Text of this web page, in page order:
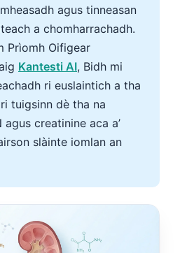
agus tinneasan
a chomharrachadh.
Prìomh Oifigear
Kantesti AI, Bidh mi
ri euslaintich a tha
tuigsinn dè tha na
agus creatinine aca a’
slàinte iomlan an